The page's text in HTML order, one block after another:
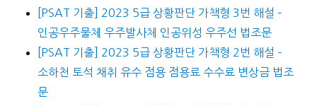
[PSAT 기출] 2023 5급 상황판단 가책형 3번 해설 –
인공우주물체 우주발사체 인공위성 우주선 법조문
[PSAT 기출] 2023 5급 상황판단 가책형 2번 해설 –
소하천 토석 채취 유수 점용 점용료 수수료 변상금 법조
문